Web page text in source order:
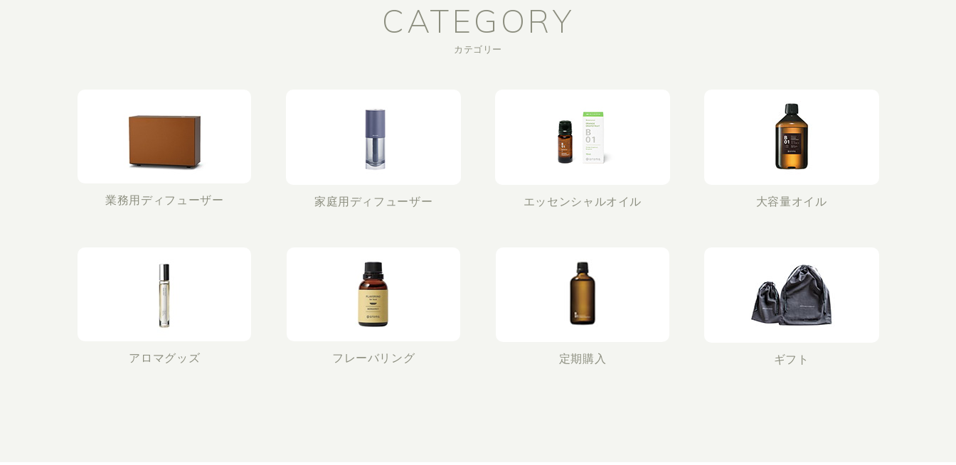
CATEGORY
カテゴリー
業務用ディフューザー 家庭用ディフューザー エッセンシャルオイル 大容量オイル
アロマグッズ フレーバリング 定期購入 ギフト